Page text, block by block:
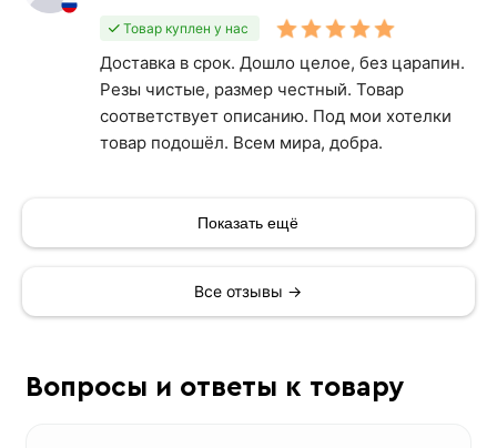
Товар куплен у нас
Доставка в срок. Дошло целое, без царапин.
Резы чистые, размер честный. Товар
соответствует описанию. Под мои хотелки
товар подошёл. Всем мира, добра.
Показать ещё
Все отзывы →
Вопросы и ответы к товару